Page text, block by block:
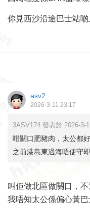
你見西沙沿途巴士站
asv2
2026-3-11 23:17
3ASV174 發表於 2026-3-
咁關口肥豬肉，太公都
之前港島東過海唔使守
叫佢做北區做關口，
我唔知太公係偏心黃